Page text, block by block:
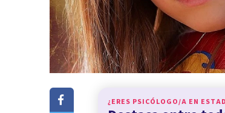
¿ERES PSICÓLOGO/A EN